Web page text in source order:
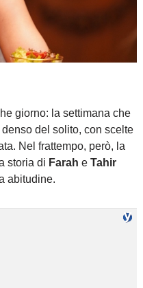
giorno: la settimana che
del solito, con scelte
Nel frattempo, però, la
storia di Farah e Tahir
abitudine.